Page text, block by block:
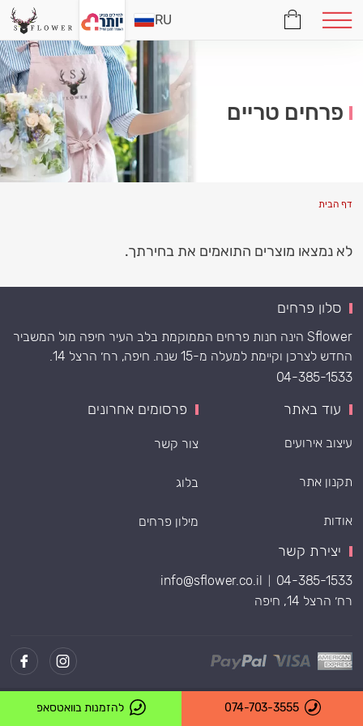
פרחים טריים
דף הבית
לא נמצאו מוצרים התואמים את בחירתך.
סלון פרחים
Sflower הינה חנות פרחים הממוקמת בלב העיר חיפה מול המשביר
החדש לצרכן וקיימת למעלה מ-15 שנה. חיפה, רח׳ הרצל 14.
04-385-1533
עוד באתר
עיצוב אירועים
תקנון אתר
אודות
פרסומים אחרונים
צור קשר
בלוג
מילון פרחים
יצירת קשר
04-385-1533
info@sflower.co.il
רח׳ הרצל 14, חיפה
RU
Powered by
074-703-3555 להזמנות בוואטסאפ